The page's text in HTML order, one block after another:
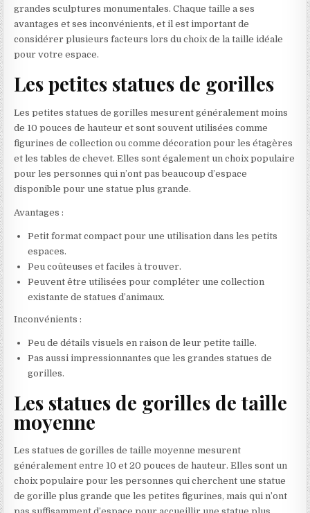
grandes sculptures monumentales. Chaque taille a ses
avantages et ses inconvénients, et il est important de
considérer plusieurs facteurs lors du choix de la taille idéale
pour votre espace.
Les petites statues de gorilles
Les petites statues de gorilles mesurent généralement moins
de 10 pouces de hauteur et sont souvent utilisées comme
figurines de collection ou comme décoration pour les étagères
et les tables de chevet. Elles sont également un choix populaire
pour les personnes qui n’ont pas beaucoup d’espace
disponible pour une statue plus grande.
Avantages :
Petit format compact pour une utilisation dans les petits
espaces.
Peu coûteuses et faciles à trouver.
Peuvent être utilisées pour compléter une collection
existante de statues d’animaux.
Inconvénients :
Peu de détails visuels en raison de leur petite taille.
Pas aussi impressionnantes que les grandes statues de
gorilles.
Les statues de gorilles de taille
moyenne
Les statues de gorilles de taille moyenne mesurent
généralement entre 10 et 20 pouces de hauteur. Elles sont un
choix populaire pour les personnes qui cherchent une statue
de gorille plus grande que les petites figurines, mais qui n’ont